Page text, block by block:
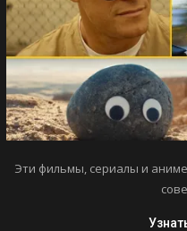
Эти фильмы, сериалы и